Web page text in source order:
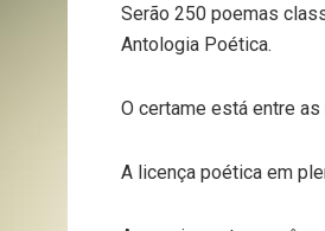
Serão 250 poemas
Antologia Poética.
O certame está entre
A licença poética em